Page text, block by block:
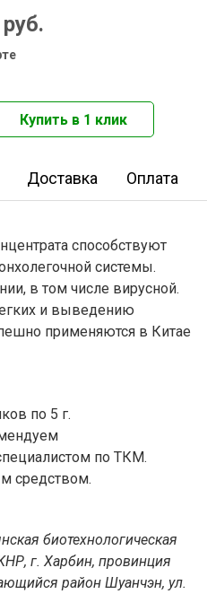
руб.
Доставка Оплата
способствуют
системы.
в том числе вирусной.
и выведению
применяются в Китае
по 5 г.
по ТКМ.
средством.
биотехнологическая
г. Харбин, провинция
район Шуанчэн, ул.